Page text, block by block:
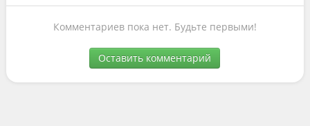
Комментариев пока нет. Будьте первыми!
Оставить комментарий